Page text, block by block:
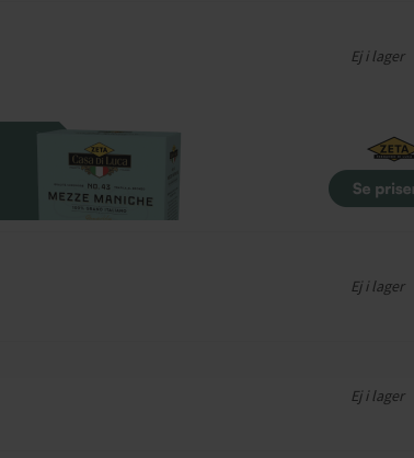
Ej i lager
Ej i lager
Ej i lager